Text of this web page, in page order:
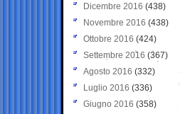
Dicembre 2016 (438)
Novembre 2016 (438)
Ottobre 2016 (424)
Settembre 2016 (367)
Agosto 2016 (332)
Luglio 2016 (336)
Giugno 2016 (358)